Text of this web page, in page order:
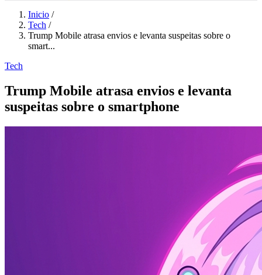
Inicio /
Tech /
Trump Mobile atrasa envios e levanta suspeitas sobre o
smart...
Tech
Trump Mobile atrasa envios e levanta
suspeitas sobre o smartphone